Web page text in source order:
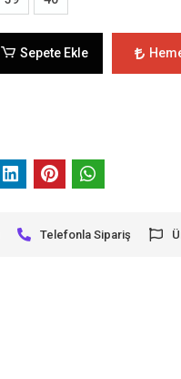
Sepete Ekle
Telefonla Sipariş